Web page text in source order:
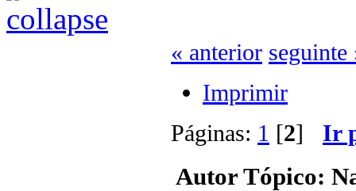
« anterior seguinte
Imprimir
Páginas: 1 [2] Ir
AutorTópico: